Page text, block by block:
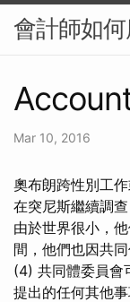
會計師如
Mar 10, 2016
奧布朗跨性別工
在突尼斯繼續調
由於世界很小，
間，他們也因共
(4) 共同體委員會
提出的任何其他